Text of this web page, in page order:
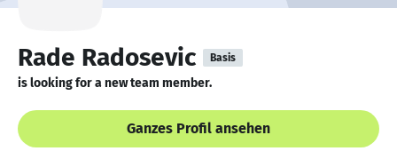
Rade Radosevic Basis
is looking for a new team member.
Ganzes Profil ansehen